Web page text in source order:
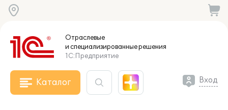
Отраслевые
и специализированныерешения
1С:Предприятие
Каталог Вход